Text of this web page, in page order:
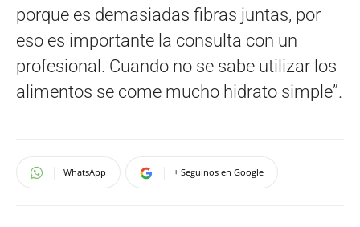
porque es demasiadas fibras juntas, por
eso es importante la consulta con un
profesional. Cuando no se sabe utilizar los
alimentos se come mucho hidrato simple”.
WhatsApp + Seguinos en Google